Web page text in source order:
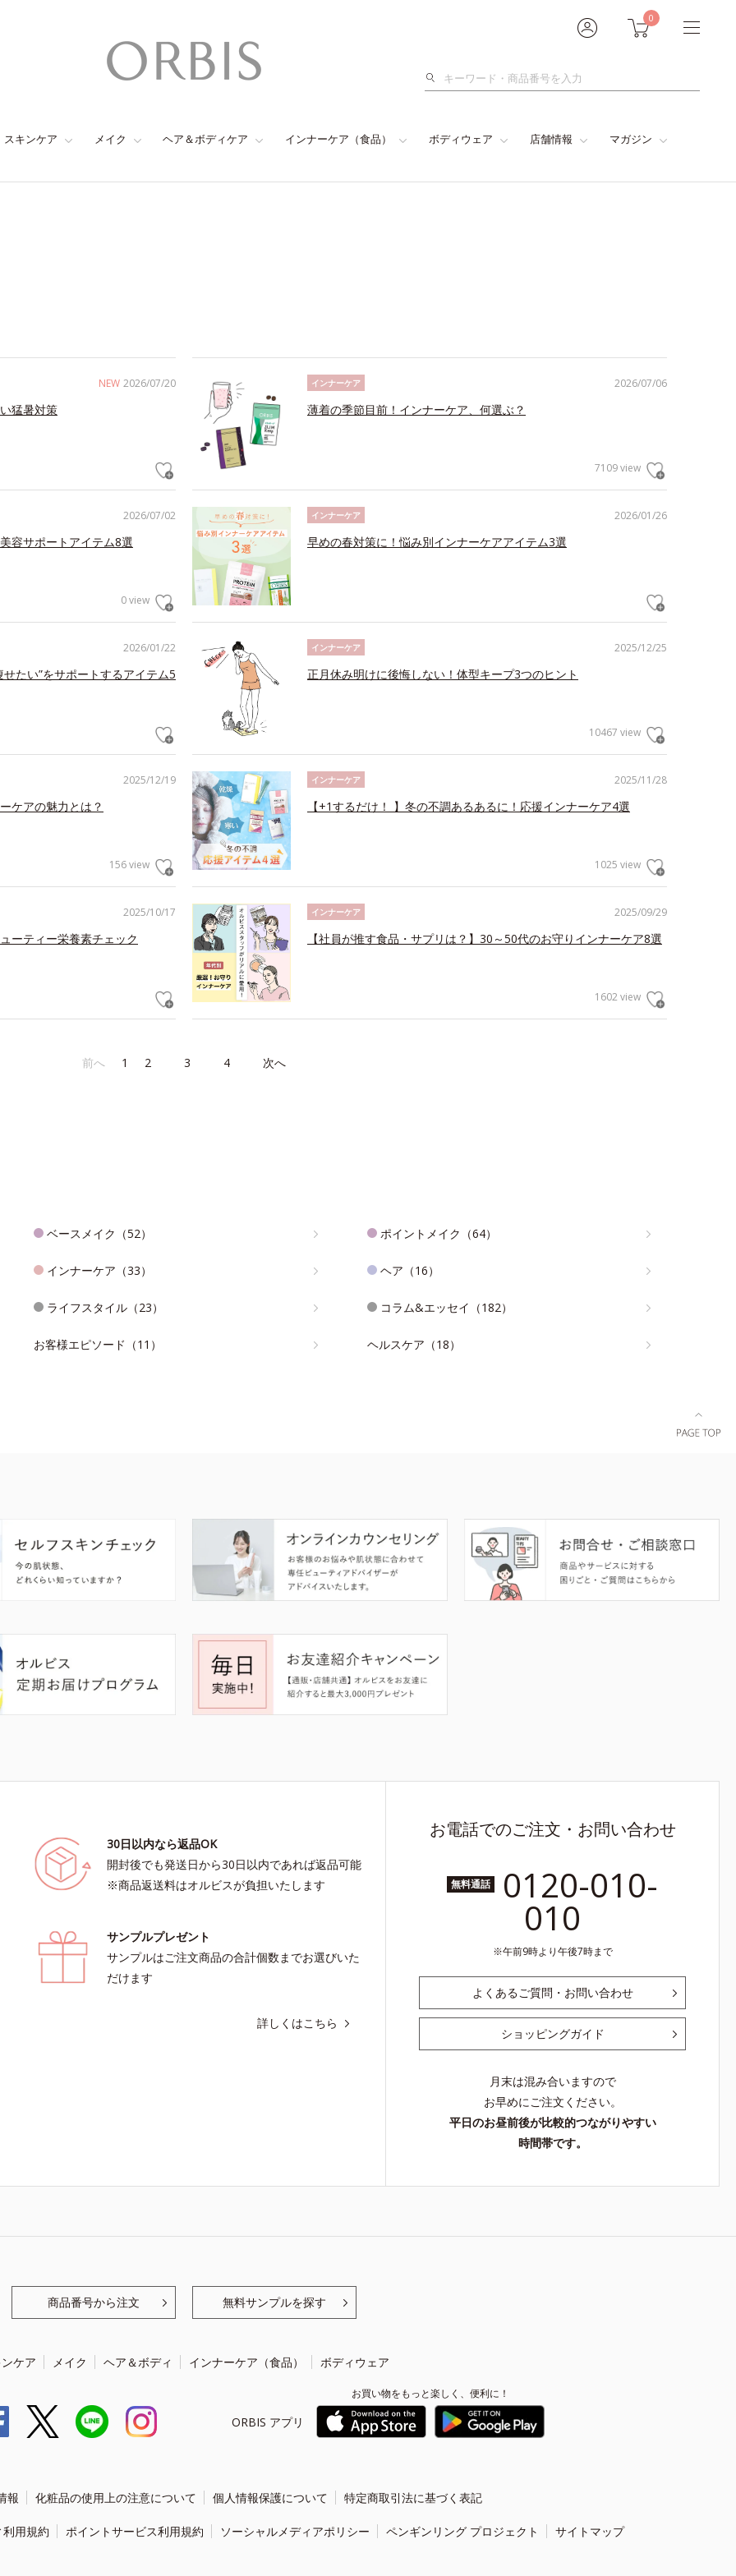
0
検
スキンケア メイク ヘア＆ボディケア インナーケア（食品） ボディウェア 店舗情報 マガジン
NEW 2026/07/20
猛暑対策
2026/07/06
インナーケア
薄着の季節目前！インナーケア、何選ぶ？
7109 view
2026/07/02
容サポートアイテム8選
0 view
2026/01/26
インナーケア
早めの春対策に！悩み別インナーケアアイテム3選
2026/01/22
たい”をサポートするアイテム5
2025/12/25
インナーケア
正月休み明けに後悔しない！体型キープ3つのヒント
10467 view
2025/12/19
ケアの魅力とは？
156 view
2025/11/28
インナーケア
【+1するだけ！ 】冬の不調あるあるに！応援インナーケア4選
1025 view
2025/10/17
ーティー栄養素チェック
2025/09/29
インナーケア
【社員が推す食品・サプリは？】30～50代のお守りインナーケア8選
1602 view
前へ 1 2 3 4 次へ
ベースメイク（52） ポイントメイク（64）
インナーケア（33） ヘア（16）
ライフスタイル（23） コラム&エッセイ（182）
お客様エピソード（11） ヘルスケア（18）
30日以内なら返品OK
開封後でも発送日から30日以内であれば返品可能
※商品返送料はオルビスが負担いたします
サンプルプレゼント
サンプルはご注文商品の合計個数までお選びいた
だけます
詳しくはこちら
お電話でのご注文・お問い合わせ
無料通話 0120-010-
010
午前9時より午後7時まで
よくあるご質問・お問い合わせ
ショッピングガイド
月末は混み合いますので
お早めにご注文ください。
平日のお昼前後が比較的つながりやすい
時間帯です。
商品番号から注文 無料サンプルを探す
ケア メイク ヘア＆ボディ インナーケア（食品） ボディウェア
ORBIS アプリ
お買い物をもっと楽しく、便利に！
報 化粧品の使用上の注意について 個人情報保護について 特定商取引法に基づく表記
用規約 ポイントサービス利用規約 ソーシャルメディアポリシー ペンギンリング プロジェクト サイトマップ